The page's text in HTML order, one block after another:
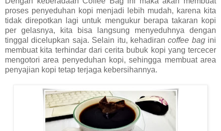
proses penyeduhan kopi menjadi lebih mudah, karena kita
tidak direpotkan lagi untuk mengukur berapa takaran kopi
per gelasnya, kita bisa langsung menyeduhnya dengan
tinggal dicelupkan saja. Selain itu, kehadirancoffee bagini
membuat kita terhindar dari cerita bubuk kopi yang tercecer
mengotori area penyeduhan kopi, sehingga membuat area
penyajian kopi tetap terjaga kebersihannya.